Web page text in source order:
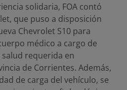
solidaria, FOA contó
que puso a disposición
Chevrolet S10 para
médico a cargo de
requerida en
de Corrientes. Además,
de carga del vehículo, se